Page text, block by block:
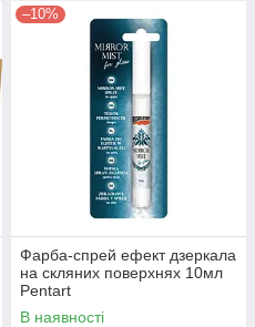
–10%
Фарба-спрей ефект дзеркала
на скляних поверхнях 10мл
Pentart
В наявності